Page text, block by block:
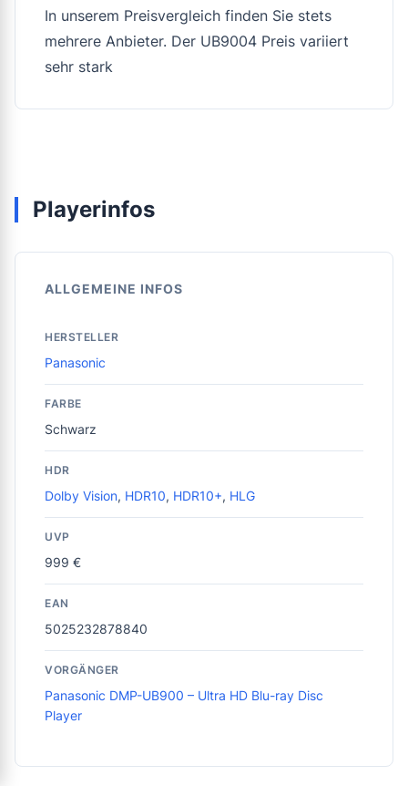
In unserem Preisvergleich finden Sie stets
mehrere Anbieter. Der UB9004 Preis variiert
sehr stark
Playerinfos
ALLGEMEINE INFOS
HERSTELLER
Panasonic
FARBE
Schwarz
HDR
Dolby Vision, HDR10, HDR10+, HLG
UVP
999 €
EAN
5025232878840
VORGÄNGER
Panasonic DMP-UB900 – Ultra HD Blu-ray Disc
Player